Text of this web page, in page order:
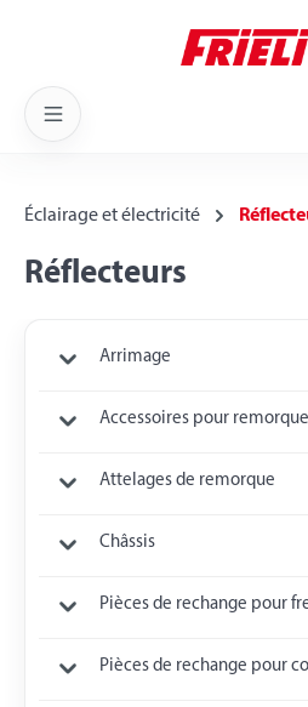
Éclairage et électricité
Réflecteurs
Arrimage
Accessoires pour remorque
Attelages de remorque
Châssis
Pièces de rechange pour
Pièces de rechange pour